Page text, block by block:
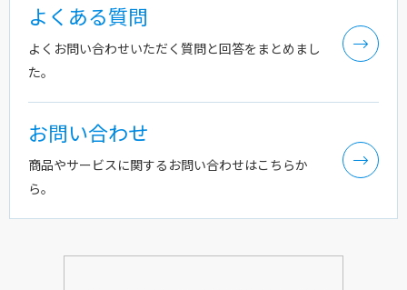
よくある質問
よくお問い合わせいただく質問と回答をまとめまし
た。
お問い合わせ
商品やサービスに関するお問い合わせはこちらか
ら。